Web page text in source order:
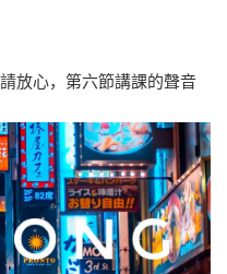
放心，第六節講課的聲音